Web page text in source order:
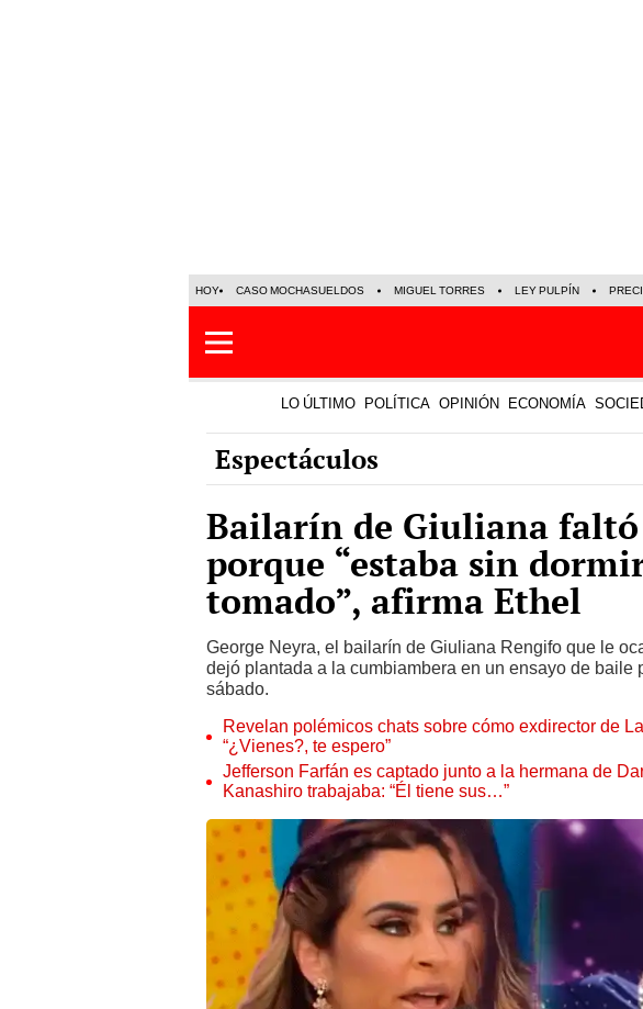
HOY CASO MOCHASUELDOS MIGUEL TORRES LEY PULPÍN
LO ÚLTIMO POLÍTICA OPINIÓN ECONOMÍA
Espectáculos
Bailarín de Giuliana faltó
porque “estaba sin
tomado”, afirma Ethel
George Neyra, el bailarín de Giuliana Rengifo que le
dejó plantada a la cumbiambera en un ensayo de baile
sábado.
Revelan polémicos chats sobre cómo exdirector de
“¿Vienes?, te espero”
Jefferson Farfán es captado junto a la hermana de
Kanashiro trabajaba: “Él tiene sus…”